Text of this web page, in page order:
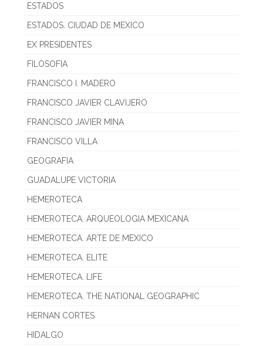
ESTADOS
ESTADOS. CIUDAD DE MEXICO
EX PRESIDENTES
FILOSOFIA
FRANCISCO I. MADERO
FRANCISCO JAVIER CLAVIJERO
FRANCISCO JAVIER MINA
FRANCISCO VILLA
GEOGRAFIA
GUADALUPE VICTORIA
HEMEROTECA
HEMEROTECA. ARQUEOLOGIA MEXICANA
HEMEROTECA. ARTE DE MEXICO
HEMEROTECA. ELITE
HEMEROTECA. LIFE
HEMEROTECA. THE NATIONAL GEOGRAPHIC
HERNAN CORTES
HIDALGO